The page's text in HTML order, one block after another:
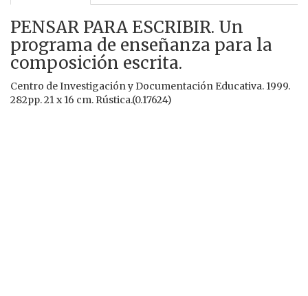
PENSAR PARA ESCRIBIR. Un
programa de enseñanza para la
composición escrita.
Centro de Investigación y Documentación Educativa. 1999.
282pp. 21 x 16 cm. Rústica.(0.17624)